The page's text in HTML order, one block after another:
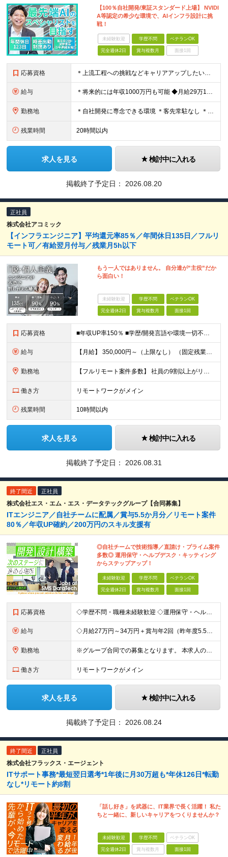
【100％自社開発/東証スタンダード上場】 NVIDI
A等認定の希少な環境で、AIインフラ設計に挑
戦！
未経験歓迎 学歴不問 ベテランOK
完全週休2日 賞与複数月 面接1回
応募資格 ＊上流工程への挑戦などキャリアアップしたい方、大歓迎 ＊業種未経験歓迎 ＊学歴不問 【必須条件】 ◆ITに関わる実務経験がある方 ※サーバー運用・監視/フィールドエンジニア キッティング/テクニカ
給与 ＊将来的には年収1000万円も可能 ◆月給29万1020円～64万6800円（固定残業代含む） ※固定残業代は時間外労働の有無に関わらず、 （20時間分／月3万9060円～8万6800円）を支給 ※
勤務地 ＊自社開発に専念できる環境 ＊客先常駐なし ＊数千万円～数億円規模の最新機材が並ぶラボのようなオフィス環境 【東京本社】 東京都中央区晴海1-8-12 晴海アイランド トリトンスクエア オフィスタワ
残業時間 20時間以内
求人を見る 検討中に入れる
掲載終了予定日： 2026.08.20
正社員
株式会社アコミック
【インフラエンジニア】平均還元率85％／年間休日135日／フルリ
モート可／有給翌月付与／残業月5h以下
もう一人ではありません。 自分達が”主役”だか
ら面白い！
未経験歓迎 学歴不問 ベテランOK
完全週休2日 賞与複数月 面接1回
応募資格 ■年収UP率150％ ■学歴/開発言語や環境一切不問 ■第二新卒・既卒歓迎 ■経験浅め・ブランクがある方もOK！ 【必須条件】 インフラエンジニアの実務経験1年以上の方 ★PM/PLへのキャリアU
給与 【月給】 350,000円～（上限なし） （固定残業代20時間分16,600円～を含む） ∟経験やスキルにより、決定いたします。 ∟みなし残業代は、時間外労働の有無に関わらず支給します ∟20時間を超
勤務地 【フルリモート案件多数】 社員の9割以上がリモートワークを導入！ 【勤務地】 自宅／本社オフィス／大阪支社／東京23区内のプロジェクト先への勤務 ・プロジェクト先は、居住地やご自身の希望等を考慮の上
働き方 リモートワークがメイン
残業時間 10時間以内
求人を見る 検討中に入れる
掲載終了予定日： 2026.08.31
終了間近 正社員
株式会社エス・エム・エス・データテックグループ【合同募集】
ITエンジニア／自社チームに配属／賞与5.5か月分／リモート案件
80％／年収UP確約／200万円のスキル支援有
◎自社チームで技術指導／直請け・プライム案件
多数◎ 運用保守・ヘルプデスク・キッティング
からステップアップ！
未経験歓迎 学歴不問 ベテランOK
完全週休2日 賞与複数月 面接1回
応募資格 ◇学歴不問・職種未経験歓迎 ◇運用保守・ヘルプデスクなど…IT業界の経験があればOK ◎第二新卒歓迎 必須条件―MUST― ○IT業界の経験がある方 運用保守・ヘルプデスク・キッティングなど… まず
給与 ◇月給27万円～34万円＋賞与年2回（昨年度5.5カ月分） ★前職の給与を保証します！ ※残業代全額支給 ※一律手当を含む ※今までの経験・スキルを考慮のうえ決定 ＼豊かな経験をお持ちの方は加給優
勤務地 ※グループ合同での募集となります。 本求人の雇用は「 株式会社エス・エム・エス・データテック 」となります。 ◇転勤なし ◇8割がリモート案件 ◇東京・大阪・名古屋の拠点、またはプロジェクト先へ配
働き方 リモートワークがメイン
求人を見る 検討中に入れる
掲載終了予定日： 2026.08.24
終了間近 正社員
株式会社フラックス・エージェント
ITサポート事務*最短翌日選考*1年後に月30万超も*年休126日*転勤
なし*リモート約8割
「話し好き」を武器に、IT業界で長く活躍！ 私た
ちと一緒に、新しいキャリアをつくりませんか？
未経験歓迎 学歴不問 ベテランOK
完全週休2日 賞与複数月 面接1回